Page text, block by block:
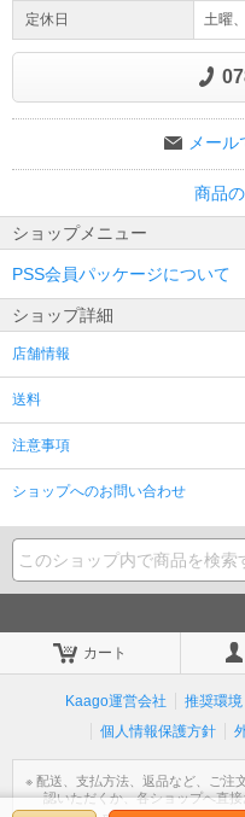
定休日 土曜
メー
商品
ショップメニュー
PSS会員パッケージについて
ショップ詳細
店舗情報
送料
注意事項
ショップへのお問い合わせ
カート
Kaago運営会社 推奨環境
個人情報保護方針
※ 配送、支払方法、返品など、ご注
認いただくか、各ショップへ直